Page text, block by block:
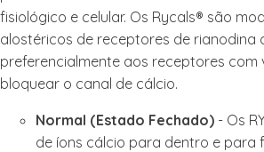
fisiológico e celular. Os Rycals® são
alostéricos de receptores de rianodina
preferencialmente aos receptores com
bloquear o canal de cálcio.
Normal (Estado Fechado) - Os
de íons cálcio para dentro e para